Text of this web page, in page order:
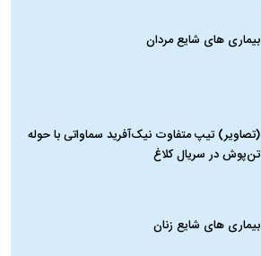
بیماری‌ های شایع مردان
(تصاویر) تیپ متفاوت نیک‌آفرید سماواتی با حوله
تن‌پوش در سریال کلاغ
بیماری‌ های شایع زنان